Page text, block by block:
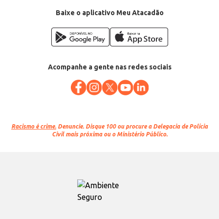
Baixe o aplicativo Meu Atacadão
Acompanhe a gente nas redes sociais
Racismo é crime. Denuncie. Disque 100 ou procure a Delegacia de Polícia
Civil mais próxima ou o Ministério Público.